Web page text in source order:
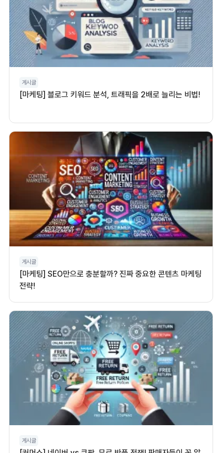
게시글
[마케팅] 블로그 키워드 분석, 트래픽을 2배로 늘리는 비법!
게시글
[마케팅] SEO만으로 충분할까? 진짜 중요한 콘텐츠 마케팅
전략!
게시글